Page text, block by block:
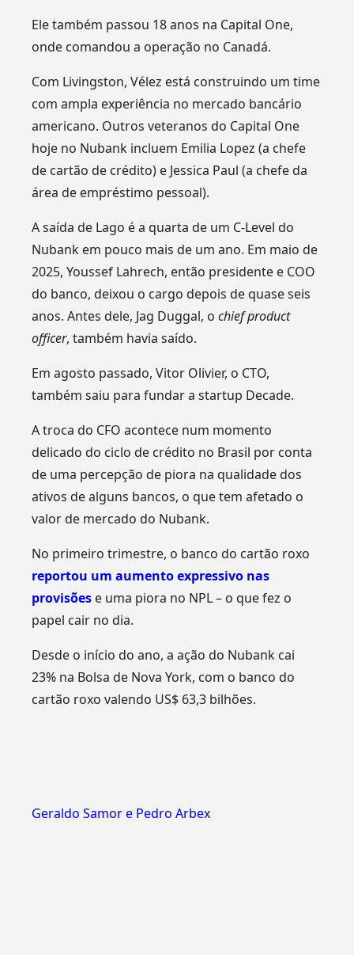
Ele também passou 18 anos na Capital One,
onde comandou a operação no Canadá.
Com Livingston, Vélez está construindo um time
com ampla experiência no mercado bancário
americano. Outros veteranos do Capital One
hoje no Nubank incluem Emilia Lopez (a chefe
de cartão de crédito) e Jessica Paul (a chefe da
área de empréstimo pessoal).
A saída de Lago é a quarta de um C-Level do
Nubank em pouco mais de um ano. Em maio de
2025, Youssef Lahrech, então presidente e COO
do banco, deixou o cargo depois de quase seis
anos. Antes dele, Jag Duggal, ochief product
officer, também havia saído.
Em agosto passado, Vitor Olivier, o CTO,
também saiu para fundar a startup Decade.
A troca do CFO acontece num momento
delicado do ciclo de crédito no Brasil por conta
de uma percepção de piora na qualidade dos
ativos de alguns bancos, o que tem afetado o
valor de mercado do Nubank.
No primeiro trimestre, o banco do cartão roxo
reportou um aumento expressivo nas
provisões e uma piora no NPL – o que fez o
papel cair no dia.
Desde o início do ano, a ação do Nubank cai
23% na Bolsa de Nova York, com o banco do
cartão roxo valendo US$ 63,3 bilhões.
Geraldo Samor e Pedro Arbex